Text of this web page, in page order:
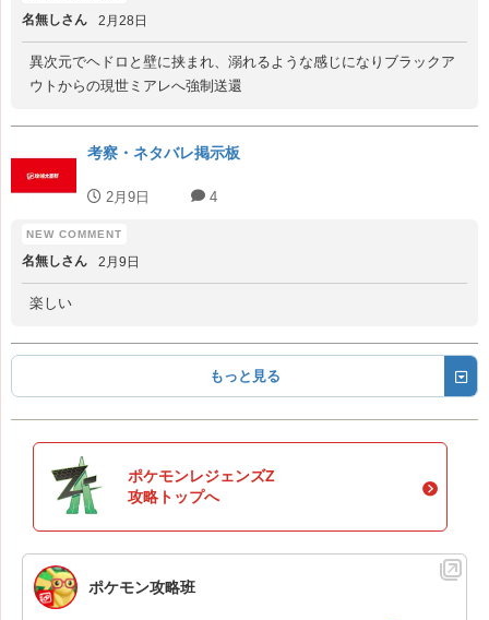
名無しさん 2月28日
異次元でヘドロと壁に挟まれ、溺れるような感じになりブラックア
ウトからの現世ミアレへ強制送還
考察・ネタバレ掲示板
2月9日 4
名無しさん 2月9日
楽しい
もっと見る
ポケモンレジェンズZ
攻略トップへ
ポケモン攻略班